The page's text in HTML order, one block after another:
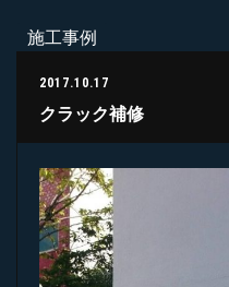
施工事例
2017.10.17
クラック補修